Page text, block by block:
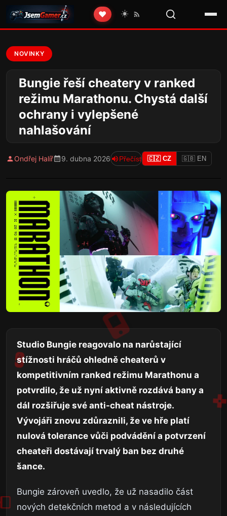
❤️ ☀️
NOVINKY
Bungie řeší cheatery v ranked
režimu Marathonu. Chystá další
ochrany i vylepšené
nahlašování
Ondřej Halíř 9. dubna 2026 Přečíst 🇨🇿 CZ 🇬🇧 EN
Studio Bungie reagovalo na narůstající
stížnosti hráčů ohledně cheaterů v
kompetitivním ranked režimu Marathonu a
potvrdilo, že už nyní aktivně rozdává bany a
dál rozšiřuje své anti-cheat nástroje.
Vývojáři znovu zdůraznili, že ve hře platí
nulová tolerance vůči podvádění a potvrzení
cheateři dostávají trvalý ban bez druhé
šance.
Bungie zároveň uvedlo, že už nasadilo část
nových detekčních metod a v následujících